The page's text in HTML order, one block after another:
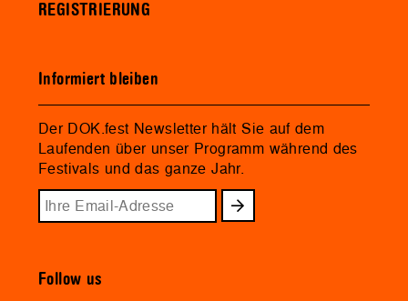
REGISTRIERUNG
Informiert bleiben
Der DOK.fest Newsletter hält Sie auf dem
Laufenden über unser Programm während des
Festivals und das ganze Jahr.
Follow us